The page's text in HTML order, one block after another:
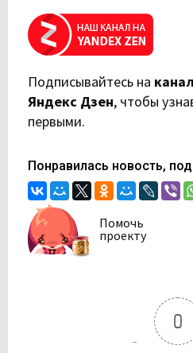
Подписывайтесь на
Яндекс Дзен, чтобы
первыми.
Понравилась новость,
Помочь
проекту
0